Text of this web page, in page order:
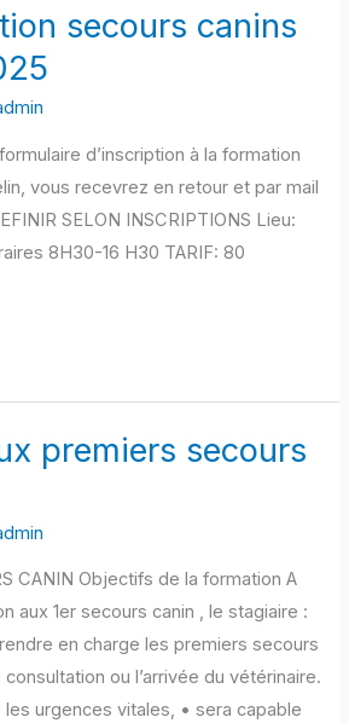
secours canins
d’inscription à la formation
vous recevrez en retour et par mail
SELON INSCRIPTIONS Lieu:
8H30-16 H30 TARIF: 80
premiers secours
CANIN Objectifs de la formation A
aux 1er secours canin , le stagiaire :
en charge les premiers secours
ou l’arrivée du vétérinaire.
les urgences vitales, • sera capable